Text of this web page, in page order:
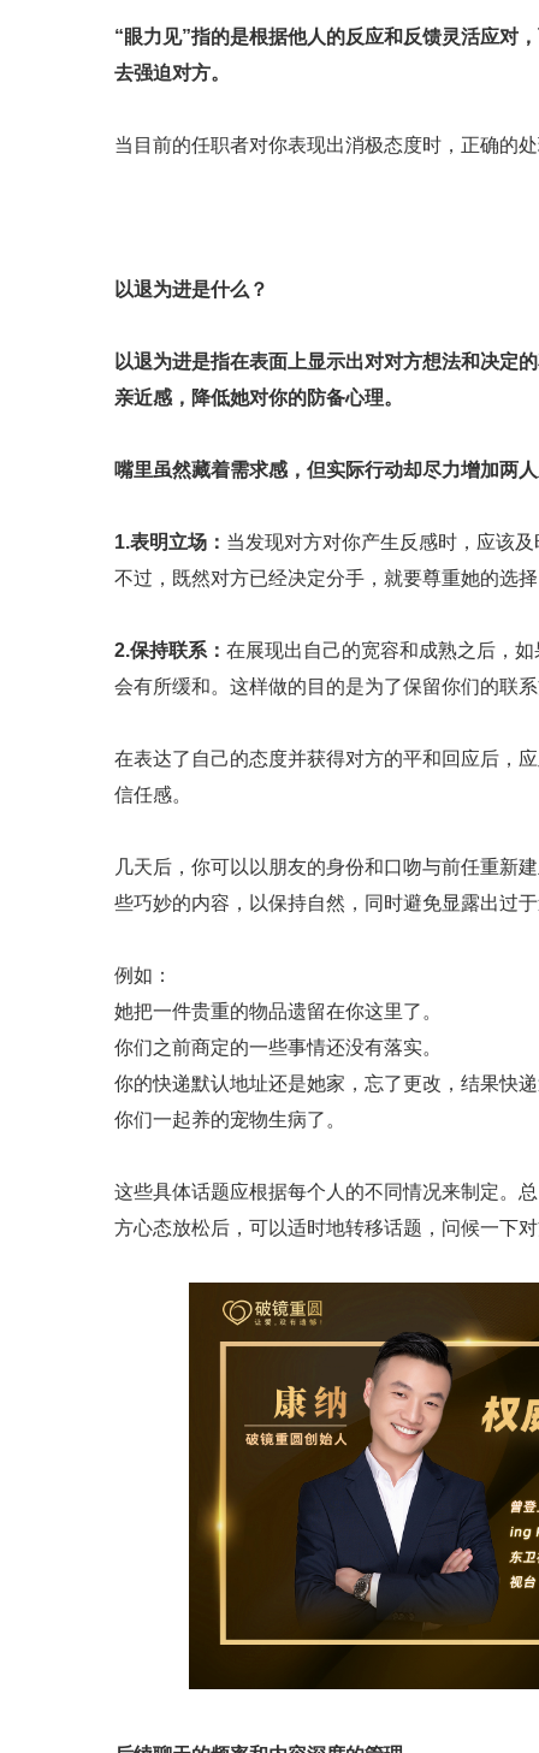
“眼力见”指的是根据他人的反应和反馈灵活应对
去强迫对方。
当目前的任职者对你表现出消极态度时，正确的
以退为进是什么？
以退为进是指在表面上显示出对对方想法和决定
亲近感，降低她对你的防备心理。
嘴里虽然藏着需求感，但实际行动却尽力增加两
1.表明立场： 当发现对方对你产生反感时，应该
不过，既然对方已经决定分手，就要尊重她的选择
2.保持联系： 在展现出自己的宽容和成熟之后，
会有所缓和。这样做的目的是为了保留你们的联
在表达了自己的态度并获得对方的平和回应后，
信任感。
几天后，你可以以朋友的身份和口吻与前任重新
些巧妙的内容，以保持自然，同时避免显露出过
例如：
她把一件贵重的物品遗留在你这里了。
你们之前商定的一些事情还没有落实。
你的快递默认地址还是她家，忘了更改，结果快
你们一起养的宠物生病了。
这些具体话题应根据每个人的不同情况来制定。
方心态放松后，可以适时地转移话题，问候一下